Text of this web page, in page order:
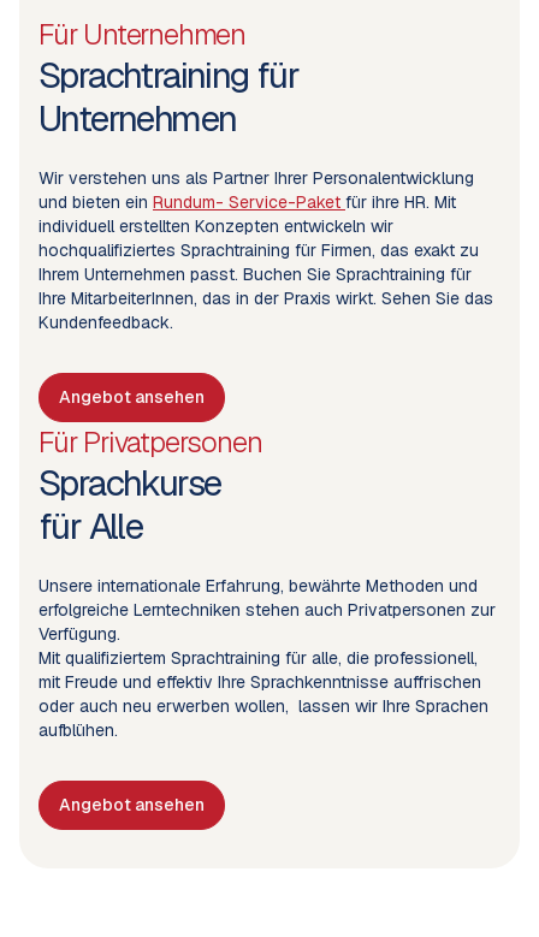
Für Unternehmen
Sprachtraining für
Unternehmen
Wir verstehen uns als Partner Ihrer Personalentwicklung
und bieten ein Rundum- Service-Paket für ihre HR. Mit
individuell erstellten Konzepten entwickeln wir
hochqualifiziertes Sprachtraining für Firmen, das exakt zu
Ihrem Unternehmen passt. Buchen Sie Sprachtraining für
Ihre MitarbeiterInnen, das in der Praxis wirkt. Sehen Sie das
Kundenfeedback.
Angebot ansehen
Für Privatpersonen
Sprachkurse
für Alle
Unsere internationale Erfahrung, bewährte Methoden und
erfolgreiche Lerntechniken stehen auch Privatpersonen zur
Verfügung.
Mit qualifiziertem Sprachtraining für alle, die professionell,
mit Freude und effektiv Ihre Sprachkenntnisse auffrischen
oder auch neu erwerben wollen, lassen wir Ihre Sprachen
aufblühen.
Angebot ansehen